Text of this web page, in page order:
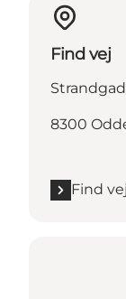
Find vej
8300
Find vej